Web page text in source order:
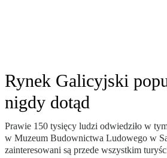
Rynek Galicyjski
nigdy dotąd
Prawie 150 tysięcy ludzi odwiedziło w
w Muzeum Budownictwa Ludowego w
zainteresowani są przede wszystkim